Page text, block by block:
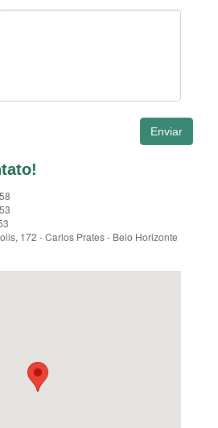
172 - Carlos Prates - Belo Horizonte